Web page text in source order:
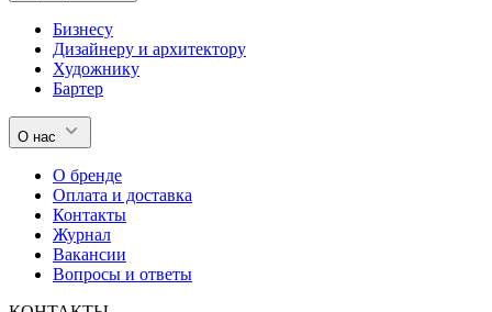
Бизнесу
Дизайнеру и архитектору
Художнику
Бартер
О нас
О бренде
Оплата и доставка
Контакты
Журнал
Вакансии
Вопросы и ответы